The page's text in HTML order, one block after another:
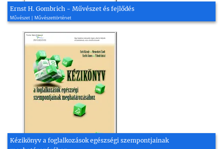
Ernst H. Gombrich - Művészet és fejlődés
Művészet | Művészettörténet
Kézikönyv a foglalkozások egészségi szempontjainak